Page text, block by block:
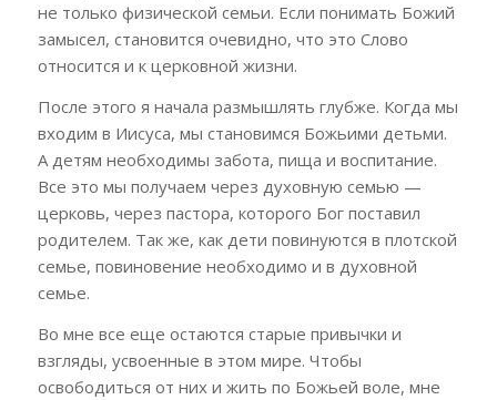
не только физической семьи. Если понимать Божий
замысел, становится очевидно, что это Слово
относится и к церковной жизни.
После этого я начала размышлять глубже. Когда мы
входим в Иисуса, мы становимся Божьими детьми.
А детям необходимы забота, пища и воспитание.
Все это мы получаем через духовную семью —
церковь, через пастора, которого Бог поставил
родителем. Так же, как дети повинуются в плотской
семье, повиновение необходимо и в духовной
семье.
Во мне все еще остаются старые привычки и
взгляды, усвоенные в этом мире. Чтобы
освободиться от них и жить по Божьей воле, мне